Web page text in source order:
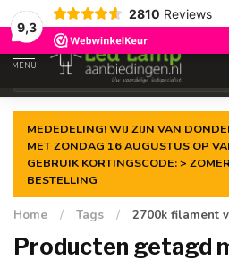
9,3
2810 Reviews
Gegarandeerde delaagste prijs
MENU
MEDEDELING! WIJ ZIJN VAN
MET ZONDAG 16 AUGUSTUS OP
GEBRUIK KORTINGSCODE: >
BESTELLING
Home / Tags / 2700k filament
Producten getagd